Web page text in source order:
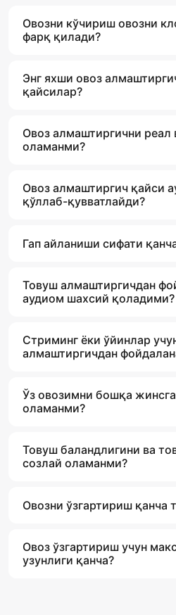
Овозни кўчириш овозни
фарқ қилади?
Энг яхши овоз
қайсилар?
Овоз алмаштиргични реал
оламанми?
Овоз алмаштиргич қайси
қўллаб-қувватлайди?
Гап айланиши сифати
Товуш алмаштиргичдан
аудиом шахсий қоладими?
Стриминг ёки ўйинлар
алмаштиргичдан
Ўз овозимни бошқа жинсга
оламанми?
Товуш баландлигини ва
созлай оламанми?
Овозни ўзгартириш қанча
Овоз ўзгартириш учун
узунлиги қанча?